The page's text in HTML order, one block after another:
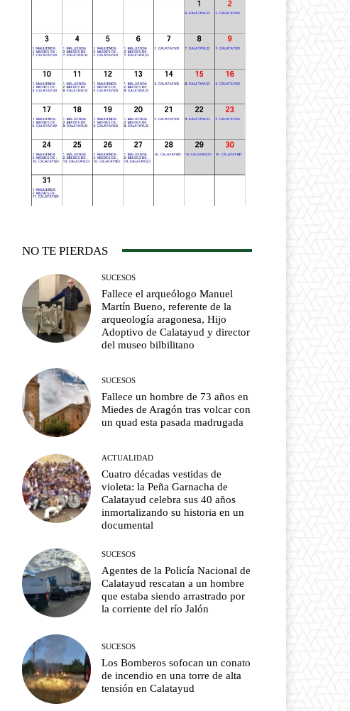
NO TE PIERDAS
SUCESOS
Fallece el arqueólogo Manuel
Martín Bueno, referente de la
arqueología aragonesa, Hijo
Adoptivo de Calatayud y director
del museo bilbilitano
SUCESOS
Fallece un hombre de 73 años en
Miedes de Aragón tras volcar con
un quad esta pasada madrugada
ACTUALIDAD
Cuatro décadas vestidas de
violeta: la Peña Garnacha de
Calatayud celebra sus 40 años
inmortalizando su historia en un
documental
SUCESOS
Agentes de la Policía Nacional de
Calatayud rescatan a un hombre
que estaba siendo arrastrado por
la corriente del río Jalón
SUCESOS
Los Bomberos sofocan un conato
de incendio en una torre de alta
tensión en Calatayud